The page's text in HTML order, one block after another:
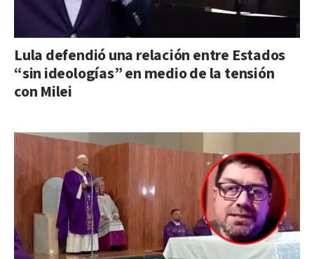
Lula defendió una relación entre Estados
“sin ideologías” en medio de la tensión
con Milei